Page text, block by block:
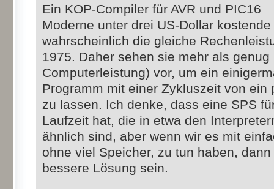
Ein KOP-Compiler für AVR und PIC16
Moderne unter drei US-Dollar
wahrscheinlich die gleiche
1975. Daher sehen sie mehr als
Computerleistung) vor, um ein
Programm mit einer Zykluszeit von ein
zu lassen. Ich denke, dass eine SPS
Laufzeit hat, die in etwa den
ähnlich sind, aber wenn wir es mit
ohne viel Speicher, zu tun haben,
bessere Lösung sein.